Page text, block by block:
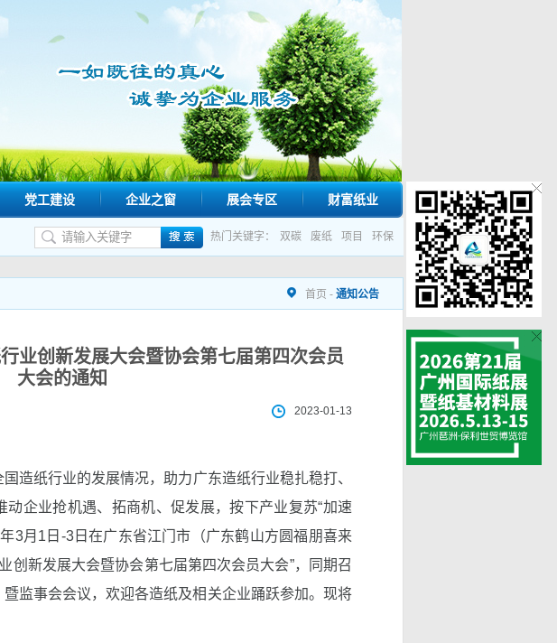
党工建设 企业之窗 展会专区 财富纸业
热门关键字： 双碳 废纸 项目 环保
首页 - 通知公告
业创新发展大会暨协会第七届第四次会员
大会的通知
2023-01-13
纸行业的发展情况，助力广东造纸行业稳扎稳打、
企业抢机遇、拓商机、促发展，按下产业复苏“加速
3月1日-3日在广东省江门市（广东鹤山方圆福朋喜来
创新发展大会暨协会第七届第四次会员大会”，同期召
监事会会议，欢迎各造纸及相关企业踊跃参加。现将